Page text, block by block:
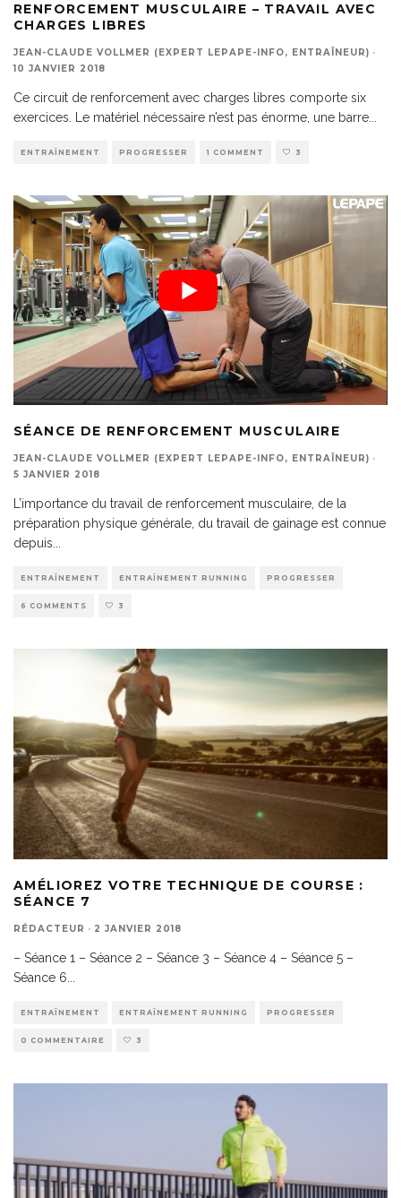
RENFORCEMENT MUSCULAIRE – TRAVAIL AVEC
CHARGES LIBRES
JEAN-CLAUDE VOLLMER (EXPERT LEPAPE-INFO, ENTRAÎNEUR) ·
10 JANVIER 2018
Ce circuit de renforcement avec charges libres comporte six
exercices. Le matériel nécessaire n’est pas énorme, une barre
ENTRAÎNEMENT PROGRESSER 1 COMMENT 3
SÉANCE DE RENFORCEMENT MUSCULAIRE
JEAN-CLAUDE VOLLMER (EXPERT LEPAPE-INFO, ENTRAÎNEUR) ·
5 JANVIER 2018
L’importance du travail de renforcement musculaire, de la
préparation physique générale, du travail de gainage est connue
depuis...
ENTRAÎNEMENT ENTRAÎNEMENT RUNNING PROGRESSER
6 COMMENTS 3
AMÉLIOREZ VOTRE TECHNIQUE DE COURSE :
SÉANCE 7
RÉDACTEUR · 2 JANVIER 2018
– Séance 1 – Séance 2 – Séance 3 – Séance 4 – Séance 5 –
Séance 6...
ENTRAÎNEMENT ENTRAÎNEMENT RUNNING PROGRESSER
0 COMMENTAIRE 3